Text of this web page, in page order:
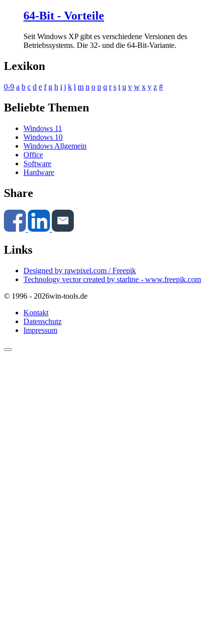
64-Bit - Vorteile
Seit Windows XP gibt es verschiedene Versionen des
Betriebssystems. Die 32- und die 64-Bit-Variante.
Lexikon
0-9 a b c d e f g h i j k l m n o p q r s t u v w x y z #
Beliebte Themen
Windows 11
Windows 10
Windows Allgemein
Office
Software
Hardware
Share
Links
Designed by rawpixel.com / Freepik
Technology vector created by starline - www.freepik.com
© 1996 - 2026win-tools.de
Kontakt
Datenschutz
Impressum